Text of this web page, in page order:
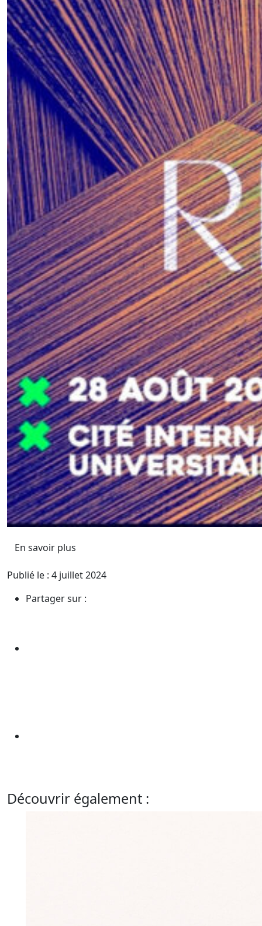
En savoir plus
Publié le : 4 juillet 2024
Partager sur :
Découvrir également :